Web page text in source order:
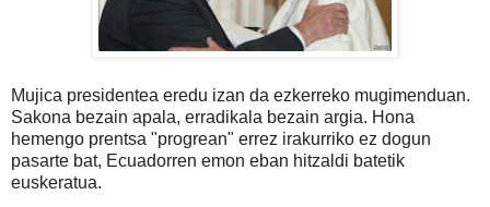
Mujica presidentea eredu izan da ezkerreko mugimenduan.
Sakona bezain apala, erradikala bezain argia. Hona
hemengo prentsa "progrean" errez irakurriko ez dogun
pasarte bat, Ecuadorren emon eban hitzaldi batetik
euskeratua.